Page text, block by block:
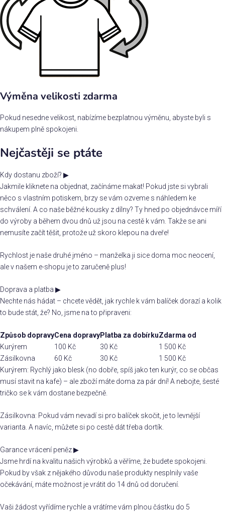
Výměna velikosti zdarma
Pokud nesedne velikost, nabízíme bezplatnou výměnu, abyste byli s
nákupem plně spokojeni.
Nejčastěji se ptáte
Kdy dostanu zboží? ▶
Jakmile kliknete na objednat, začínáme makat! Pokud jste si vybrali
něco s vlastním potiskem, brzy se vám ozveme s náhledem ke
schválení. A co naše běžné kousky z dílny? Ty hned po objednávce míří
do výroby a během dvou dnů už jsou na cestě k vám. Takže se ani
nemusíte začít těšit, protože už skoro klepou na dveře!
Rychlost je naše druhé jméno – manželka ji sice doma moc neocení,
ale v našem e-shopu je to zaručeně plus!
Doprava a platba ▶
Nechte nás hádat – chcete vědět, jak rychle k vám balíček dorazí a kolik
to bude stát, že? No, jsme na to připraveni:
Způsob dopravyCena dopravyPlatba za dobírkuZdarma od
Kurýrem
100 Kč 30 Kč
1 500 Kč
Zásilkovna
60 Kč 30 Kč
1 500 Kč
Kurýrem: Rychlý jako blesk (no dobře, spíš jako ten kurýr, co se občas
musí stavit na kafe) – ale zboží máte doma za pár dní! A nebojte, šesté
tričko se k vám dostane bezpečně.
Zásilkovna: Pokud vám nevadí si pro balíček skočit, je to levnější
varianta. A navíc, můžete si po cestě dát třeba dortík.
Garance vrácení peněz▶
Jsme hrdí na kvalitu našich výrobků a věříme, že budete spokojeni.
Pokud by však z nějakého důvodu naše produkty nesplnily vaše
očekávání, máte možnost je vrátit do 14 dnů od doručení.
Vaši žádost vyřídíme rychle a vrátíme vám plnou částku do 5